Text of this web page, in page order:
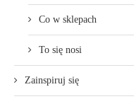
Co w sklepach
To się nosi
Zainspiruj się